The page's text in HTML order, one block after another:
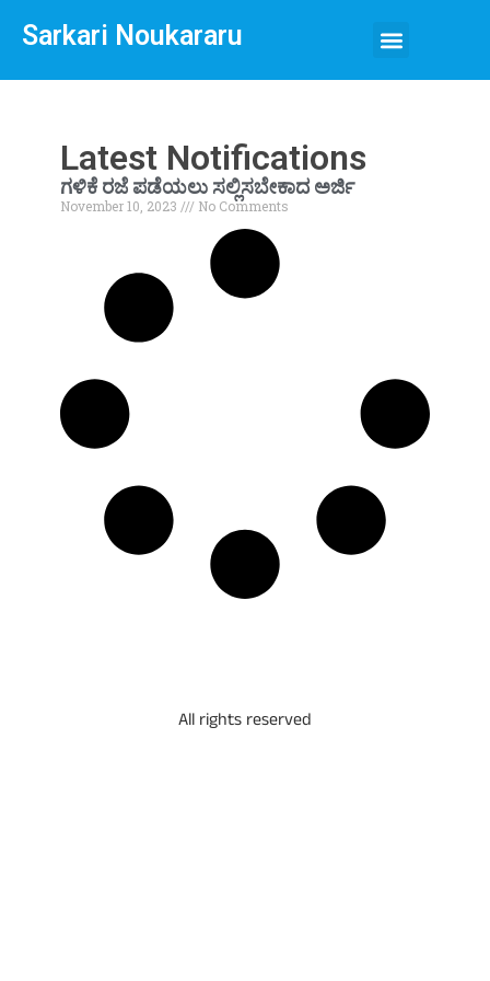
Sarkari Noukararu
Latest Notifications
ಗಳಿಕೆ ರಜೆ ಪಡೆಯಲು ಸಲ್ಲಿಸಬೇಕಾದ ಅರ್ಜಿ
November 10, 2023 No Comments
All rights reserved